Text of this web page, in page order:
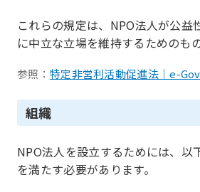
これらの規定は、NPO法人が公益
に中立な立場を維持するためのもの
参照： 特定非営利活動促進法｜e-
組織
NPO法人を設立するためには、以
を満たす必要があります。